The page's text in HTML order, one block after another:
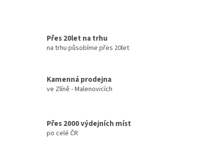
Přes 20let na trhu
na trhu působíme přes 20let
Kamenná prodejna
ve Zlíně - Malenovicích
Přes 2000 výdejních míst
po celé ČR